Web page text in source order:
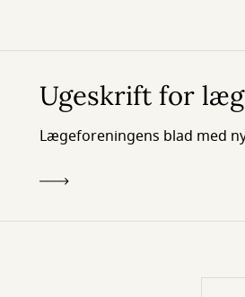
Ugeskrift for
Lægeforeningens blad med